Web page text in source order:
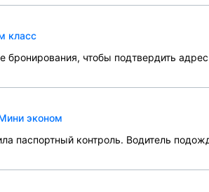
класс
чтобы подтвердить
эконом
паспортный контроль. Водитель